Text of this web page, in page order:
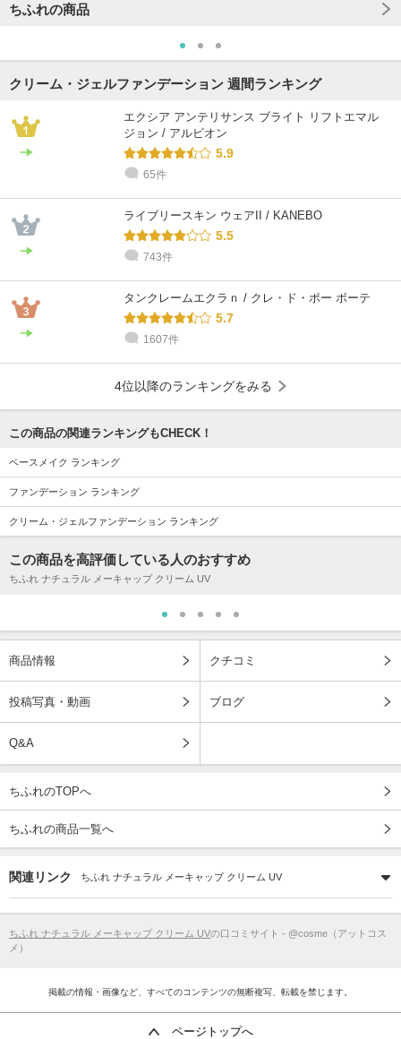
ちふれの商品
クリーム・ジェルファンデーション 週間ランキング
エクシア アンテリサンス ブライト リフトエマル
ジョン / アルビオン
5.9
65件
ライブリースキン ウェアII / KANEBO
5.5
743件
タンクレームエクラｎ / クレ・ド・ポー ボーテ
5.7
1607件
4位以降のランキングをみる
この商品の関連ランキングもCHECK！
ベースメイク ランキング
ファンデーション ランキング
クリーム・ジェルファンデーション ランキング
この商品を高評価している人のおすすめ
ちふれ ナチュラル メーキャップ クリーム UV
商品情報 クチコミ
投稿写真・動画 ブログ
Q&A
ちふれのTOPへ
ちふれの商品一覧へ
関連リンク ちふれ ナチュラル メーキャップ クリーム UV
ちふれ ナチュラル メーキャップ クリーム UVの口コミサイト - @cosme（アットコス
メ）
掲載の情報・画像など、すべてのコンテンツの無断複写、転載を禁じます。
ページトップへ